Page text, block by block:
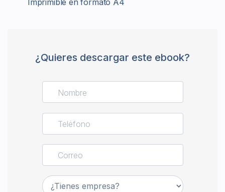
Imprimible en formato A4
¿Quieres descargar este ebook?